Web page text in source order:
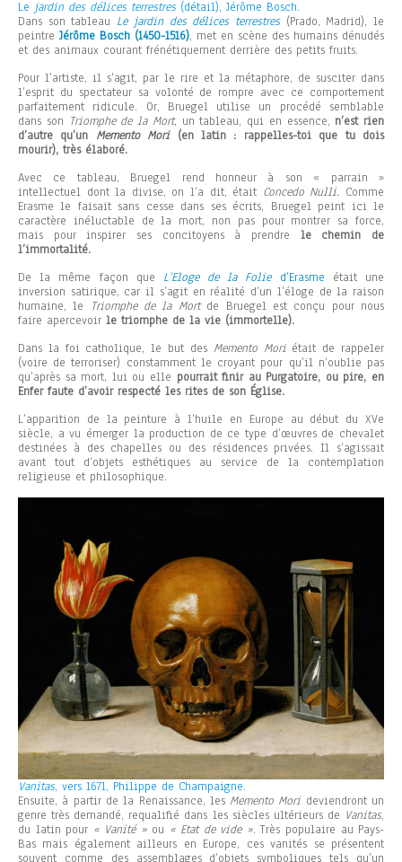
Le jardin des délices terrestres(détail), Jérôme Bosch.
Dans son tableau Le jardin des délices terrestres(Prado, Madrid), le
peintre Jérôme Bosch (1450-1516), met en scène des humains dénudés
et des animaux courant frénétiquement derrière des petits fruits.
Pour l’artiste, il s’agit, par le rire et la métaphore, de susciter dans
l’esprit du spectateur sa volonté de rompre avec ce comportement
parfaitement ridicule. Or, Bruegel utilise un procédé semblable
dans son Triomphe de la Mort, un tableau, qui en essence, n’est rien
d’autre qu’un Memento Mori(en latin : rappelles-toi que tu dois
mourir), très élaboré.
Avec ce tableau, Bruegel rend honneur à son « parrain »
intellectuel dont la divise, on l’a dit, était Concedo Nulli. Comme
Erasme le faisait sans cesse dans ses écrits, Bruegel peint ici le
caractère inéluctable de la mort, non pas pour montrer sa force,
mais pour inspirer ses concitoyens à prendre le chemin de
l’immortalité.
De la même façon que L’Eloge de la Folied’Erasme était une
inversion satirique, car il s’agit en réalité d’un l’éloge de la raison
humaine, le
Triomphe de la Mortde Bruegel est conçu pour nous
faire apercevoir le triomphe de la vie (immortelle).
Dans la foi catholique, le but des Memento Moriétait de rappeler
(voire de terroriser) constamment le croyant pour qu’il n’oublie pas
qu’après sa mort, lui ou elle pourrait finir au Purgatoire, ou pire, en
Enfer faute d’avoir respecté les rites de son Église.
L’apparition de la peinture à l’huile en Europe au début du XVe
siècle, a vu émerger la production de ce type d’œuvres de chevalet
destinées à des chapelles ou des résidences privées. Il s’agissait
avant tout d’objets esthétiques au service de la contemplation
religieuse et philosophique.
Vanitas, vers 1671, Philippe de Champaigne.
Ensuite, à partir de la Renaissance, les Memento Mori deviendront un
genre très demandé, requalifié dans les siècles ultérieurs de Vanitas,
du latin pour « Vanité »ou « Etat de vide ». Très populaire au Pays-
Bas mais également ailleurs en Europe, ces vanités se présentent
souvent comme des assemblages d’objets symboliques tels qu’un